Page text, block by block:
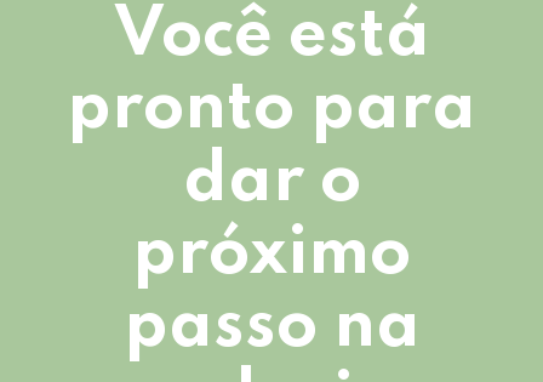
Você está
pronto para
dar o
próximo
passo na